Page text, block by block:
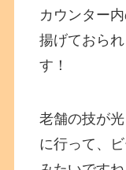
カウンター
揚げておら
す！
老舗の技が
に行って、